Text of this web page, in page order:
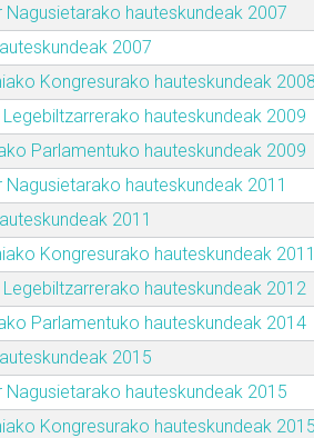
Nagusietarako hauteskundeak 2007
2007
Kongresurako hauteskundeak 2008
Legebiltzarrerako hauteskundeak 2009
Parlamentuko hauteskundeak 2009
Nagusietarako hauteskundeak 2011
2011
Kongresurako hauteskundeak 2011
Legebiltzarrerako hauteskundeak 2012
Parlamentuko hauteskundeak 2014
2015
Nagusietarako hauteskundeak 2015
Kongresurako hauteskundeak 2015